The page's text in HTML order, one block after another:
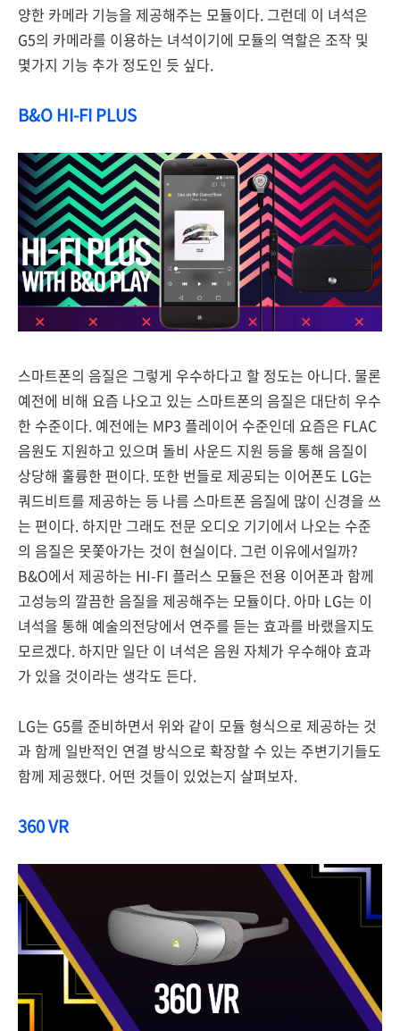
양한 카메라 기능을 제공해주는 모듈이다. 그런데 이 녀석은
G5의 카메라를 이용하는 녀석이기에 모듈의 역할은 조작 및
몇가지 기능 추가 정도인 듯 싶다.
B&O HI-FI PLUS
스마트폰의 음질은 그렇게 우수하다고 할 정도는 아니다. 물론
예전에 비해 요즘 나오고 있는 스마트폰의 음질은 대단히 우수
한 수준이다. 예전에는 MP3 플레이어 수준인데 요즘은 FLAC
음원도 지원하고 있으며 돌비 사운드 지원 등을 통해 음질이
상당해 훌륭한 편이다. 또한 번들로 제공되는 이어폰도 LG는
쿼드비트를 제공하는 등 나름 스마트폰 음질에 많이 신경을 쓰
는 편이다. 하지만 그래도 전문 오디오 기기에서 나오는 수준
의 음질은 못쫓아가는 것이 현실이다. 그런 이유에서일까?
B&O에서 제공하는 HI-FI 플러스 모듈은 전용 이어폰과 함께
고성능의 깔끔한 음질을 제공해주는 모듈이다. 아마 LG는 이
녀석을 통해 예술의전당에서 연주를 듣는 효과를 바랬을지도
모르겠다. 하지만 일단 이 녀석은 음원 자체가 우수해야 효과
가 있을 것이라는 생각도 든다.
LG는 G5를 준비하면서 위와 같이 모듈 형식으로 제공하는 것
과 함께 일반적인 연결 방식으로 확장할 수 있는 주변기기들도
함께 제공했다. 어떤 것들이 있었는지 살펴보자.
360 VR